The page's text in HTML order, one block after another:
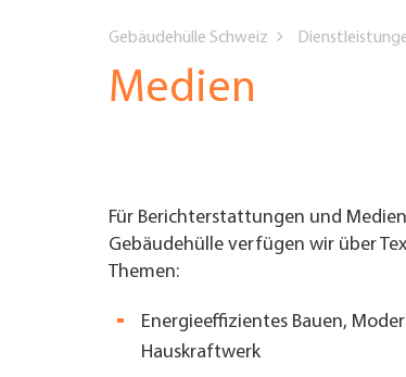
JOBS & KARRIERE
UNTERNEHMEN FINDEN
are
Gebäudehülle Schweiz
Medien
Für Berichterstattungen und
Gebäudehülle verfügen wir über
Themen:
Energieeffizientes Bauen,
Hauskraftwerk